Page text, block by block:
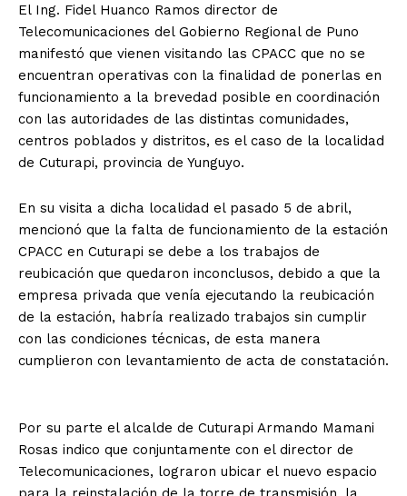
El Ing. Fidel Huanco Ramos director de
Telecomunicaciones del Gobierno Regional de Puno
manifestó que vienen visitando las CPACC que no se
encuentran operativas con la finalidad de ponerlas en
funcionamiento a la brevedad posible en coordinación
con las autoridades de las distintas comunidades,
centros poblados y distritos, es el caso de la localidad
de Cuturapi, provincia de Yunguyo.
En su visita a dicha localidad el pasado 5 de abril,
mencionó que la falta de funcionamiento de la estación
CPACC en Cuturapi se debe a los trabajos de
reubicación que quedaron inconclusos, debido a que la
empresa privada que venía ejecutando la reubicación
de la estación, habría realizado trabajos sin cumplir
con las condiciones técnicas, de esta manera
cumplieron con levantamiento de acta de constatación.
Por su parte el alcalde de Cuturapi Armando Mamani
Rosas indico que conjuntamente con el director de
Telecomunicaciones, lograron ubicar el nuevo espacio